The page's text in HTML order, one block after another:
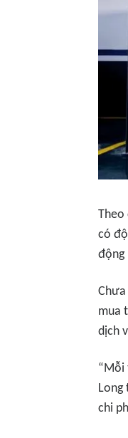
Theo
có
động
mua
dịch
“Mỗi
Long
chi